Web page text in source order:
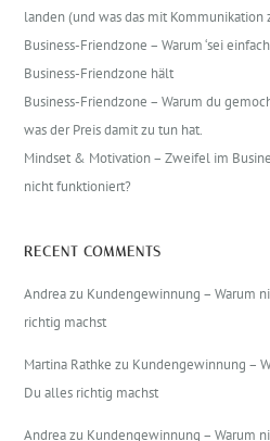
landen (und was das mit Kommunikation
Business-Friendzone – Warum ‘sei
Business-Friendzone hält
Business-Friendzone – Warum du
was der Preis damit zu tun hat.
Mindset & Motivation – Zweifel im
nicht funktioniert?
RECENT COMMENTS
Andreazu Kundengewinnung – Warum
richtig machst
Martina Rathke zu Kundengewinnung –
Du alles richtig machst
Andreazu Kundengewinnung – Warum